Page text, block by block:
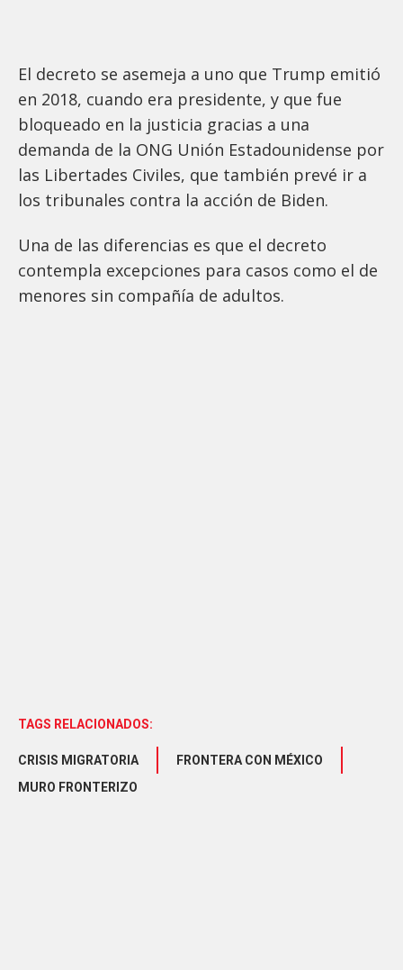
El decreto se asemeja a uno que Trump emitió
en 2018, cuando era presidente, y que fue
bloqueado en la justicia gracias a una
demanda de la ONG Unión Estadounidense por
las Libertades Civiles, que también prevé ir a
los tribunales contra la acción de Biden.
Una de las diferencias es que el decreto
contempla excepciones para casos como el de
menores sin compañía de adultos.
TAGS RELACIONADOS:
CRISIS MIGRATORIA
FRONTERA CON MÉXICO
MURO FRONTERIZO